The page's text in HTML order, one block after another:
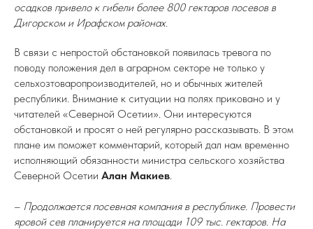
осадков привело к гибели более 800 гектаров посевов в
Дигорском и Ирафском районах.
В связи с непростой обстановкой появилась тревога по
поводу положения дел в аграрном секторе не только у
сельхозтоваропроизводителей, но и обычных жителей
республики. Внимание к ситуации на полях приковано и у
читателей «Северной Осетии». Они интересуются
обстановкой и просят о ней регулярно рассказывать. В этом
плане им поможет комментарий, который дал нам временно
исполняющий обязанности министра сельского хозяйства
Северной Осетии Алан Макиев.
– Продолжается посевная компания в республике. Провести
яровой сев планируется на площади 109 тыс. гектаров. На